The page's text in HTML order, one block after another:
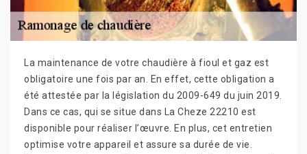
La maintenance de votre chaudière à fioul et gaz est
obligatoire une fois par an. En effet, cette obligation a
été attestée par la législation du 2009-649 du juin 2019.
Dans ce cas, qui se situe dans La Cheze 22210 est
disponible pour réaliser l’œuvre. En plus, cet entretien
optimise votre appareil et assure sa durée de vie.